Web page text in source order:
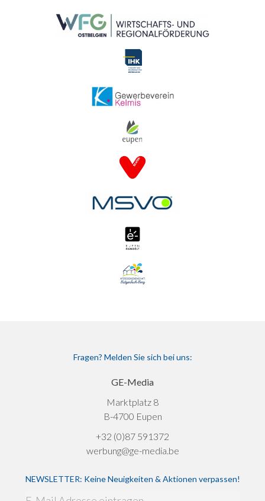
Fragen? Melden Sie sich bei uns:
GE-Media
Marktplatz 8
B-4700 Eupen
+32 (0)87 591372
werbung@ge-media.be
NEWSLETTER: Keine Neuigkeiten & Aktionen verpassen!